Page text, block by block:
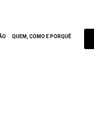
QUEM, COMO E PORQUÊ